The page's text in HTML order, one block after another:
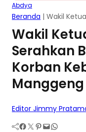
Abdya
Beranda | Wakil
Wakil
Serahkan
Korban
Manggeng
Editor Jimmy
Facebook Twitter Pinterest Mail WhatsApp